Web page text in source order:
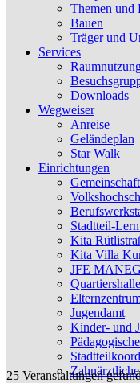
Themen und
Bauen
Träger und
Services
Downloads
Wegweiser
Anreise
Geländeplan
Star Walk
Einrichtungen
Stadtteil-
Kita
Kita Villa
JFE
Quartiershalle
Jugendamt
Kinder- und
25 Veranstaltungen